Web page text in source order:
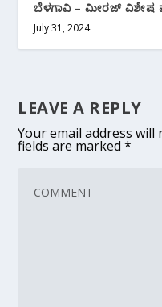
ಬೆಳಗಾವಿ – ಮೀರಜ್ ವಿಶೇಷ
July 31, 2024
LEAVE A REPLY
Your email address will
fields are marked*